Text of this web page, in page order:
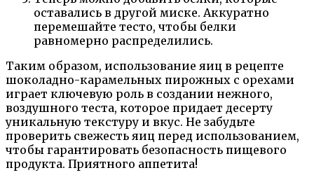
оставались в другой миске. Аккуратно
перемешайте тесто, чтобы белки
равномерно распределились.
Таким образом, использование яиц в рецепте
шоколадно-карамельных пирожных с орехами
играет ключевую роль в создании нежного,
воздушного теста, которое придает десерту
уникальную текстуру и вкус. Не забудьте
проверить свежесть яиц перед использованием,
чтобы гарантировать безопасность пищевого
продукта. Приятного аппетита!